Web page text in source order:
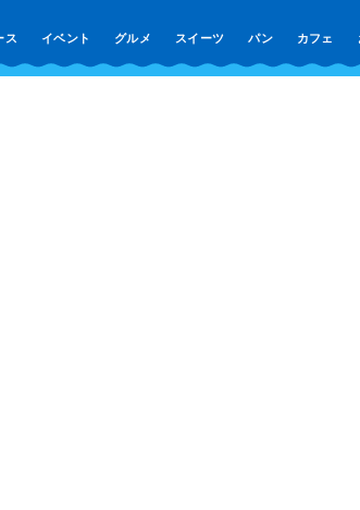
ス イベント グルメ スイーツ パン カフェ